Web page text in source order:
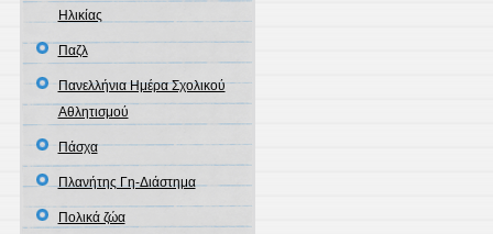
Ηλικίας
Παζλ
Πανελλήνια Ημέρα Σχολικού
Αθλητισμού
Πάσχα
Πλανήτης Γη-Διάστημα
Πολικά ζώα